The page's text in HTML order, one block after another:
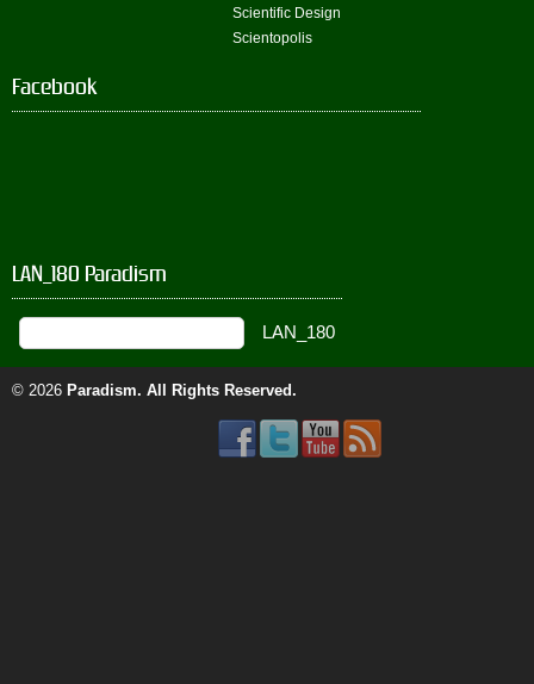
Scientific Design
Scientopolis
Facebook
LAN_180 Paradism
© 2026 Paradism. All Rights Reserved.